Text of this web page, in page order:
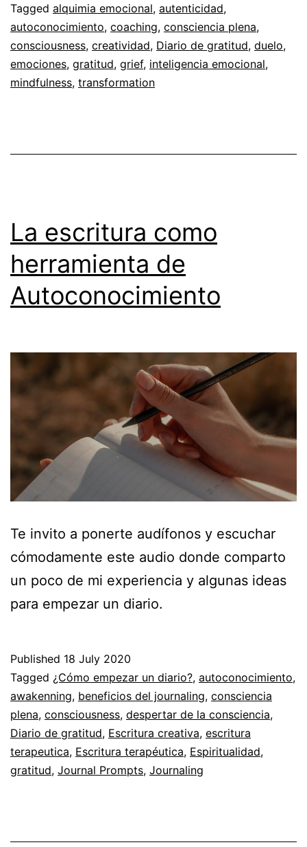
Categorized
as
Autoconocimiento,
Desarrollo
Personal,
Tagged alquimia emocional, autenticidad,
autoconocimiento, coaching, consciencia plena,
consciousness, creatividad, Diario de gratitud, duelo,
emociones, gratitud, grief, inteligencia emocional,
mindfulness, transformation
La escritura como
herramienta de
Autoconocimiento
Te invito a ponerte audífonos y escuchar
cómodamente este audio donde comparto
un poco de mi experiencia y algunas ideas
para empezar un diario.
Published 18 July 2020
Categorized
as
Autoconocimiento,
Espiritualidad
Tagged ¿Cómo empezar un diario?, autoconocimiento,
awakenning, beneficios del journaling, consciencia
plena, consciousness, despertar de la consciencia,
Diario de gratitud, Escritura creativa, escritura
terapeutica, Escritura terapéutica, Espiritualidad,
gratitud, Journal Prompts, Journaling